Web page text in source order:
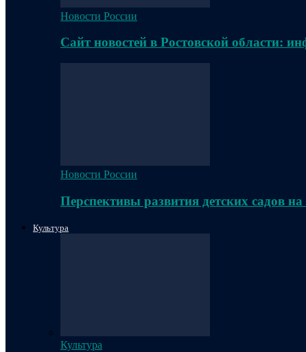
Новости России
Сайт новостей в Ростовской области:
Новости России
Перспективы развития детских садов
Культура
Культура